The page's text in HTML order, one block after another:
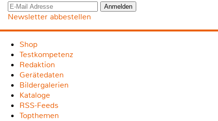
Newsletter abbestellen
Shop
Testkompetenz
Redaktion
Gerätedaten
Bildergalerien
Kataloge
RSS-Feeds
Topthemen